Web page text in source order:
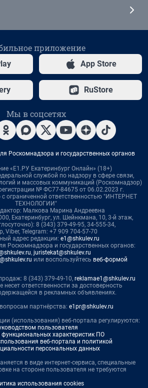
приложение
App Store
RuStore
Мы в соцсетях
Роскомнадзора и государственных органов
«Е1.РУ Екатеринбург Онлайн» (18+)
службой по надзору в сфере связи,
и массовых коммуникаций (Роскомнадзор)
№ ФС77-84675 от 06.02.2023 г.
ограниченной ответственностью "ИНТЕРНЕТ
ТЕХНОЛОГИИ"
Малкова Марина Андреевна
Екатеринбург, ул. Шейнкмана, 10, 3-й этаж,
8 (343) 379-49-95, 34-555-34,
Viber, Telegram: +7 909 704-57-70
адрес редакции: e1@shkulev.ru
Роскомнадзора и государственных органов:
, juristekat@shkulev.ru
или воспользуйтесь веб-формой
8 (343) 379-49-10, reklamae1@shkulev.ru
несет ответственности за достоверность
в рекламных объявлениях.
партнёрства: e1pr@shkulev.ru
(использования) веб-портала регулируются:
пользователя
характеристик ПО
веб-портала и политикой
персональных данных
в виде интернет-сервиса, специальные
на стороне пользователя не требуются
использования cookies